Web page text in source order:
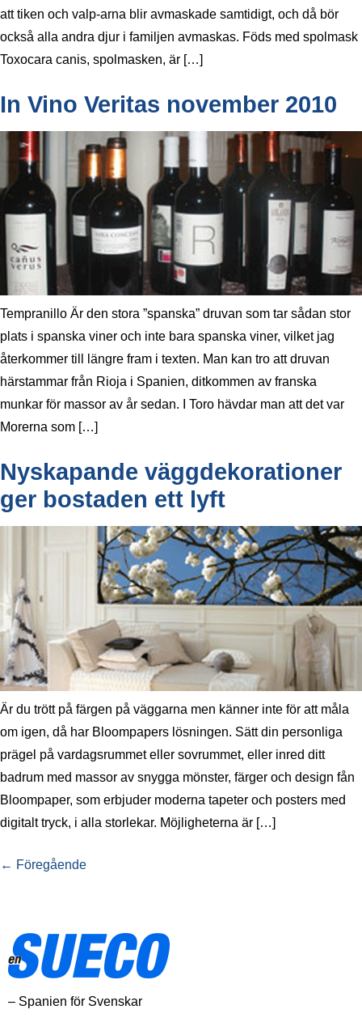
att tiken och valp-arna blir avmaskade samtidigt, och då bör
också alla andra djur i familjen avmaskas. Föds med spolmask
Toxocara canis, spolmasken, är […]
In Vino Veritas november 2010
Tempranillo Är den stora ”spanska” druvan som tar sådan stor
plats i spanska viner och inte bara spanska viner, vilket jag
återkommer till längre fram i texten. Man kan tro att druvan
härstammar från Rioja i Spanien, ditkommen av franska
munkar för massor av år sedan. I Toro hävdar man att det var
Morerna som […]
Nyskapande väggdekorationer
ger bostaden ett lyft
Är du trött på färgen på väggarna men känner inte för att måla
om igen, då har Bloompapers lösningen. Sätt din personliga
prägel på vardagsrummet eller sovrummet, eller inred ditt
badrum med massor av snygga mönster, färger och design fån
Bloompaper, som erbjuder moderna tapeter och posters med
digitalt tryck, i alla storlekar. Möjligheterna är […]
← Föregående
– Spanien för Svenskar